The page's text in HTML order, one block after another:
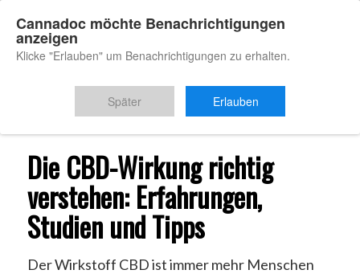
Du bist hier: Startseite / CBD Wirkung
Die CBD-Wirkung richtig
verstehen: Erfahrungen,
Studien und Tipps
Der Wirkstoff CBD ist immer mehr Menschen
Cannadoc möchte Benachrichtigungen
anzeigen
Klicke "Erlauben" um Benachrichtigungen zu erhalten.
Später Erlauben